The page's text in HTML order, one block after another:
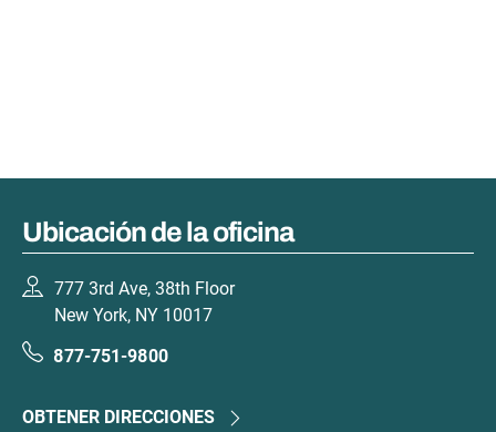
Ubicación de la oficina
777 3rd Ave, 38th Floor
New York, NY 10017
877-751-9800
OBTENER DIRECCIONES